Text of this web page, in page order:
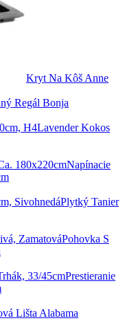
Kryt Na Kôš Anne
Regál Bonja
Lavender Kokos
Napínacie
Plytký Tanier
Pohovka S
Prestieranie
Lišta Alabama